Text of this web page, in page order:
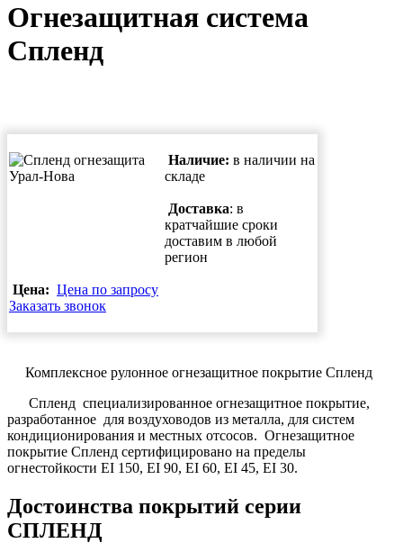
Огнезащитная система
Спленд
Наличие: в наличии на
складе
Доставка: в
кратчайшие сроки
доставим в любой
регион
Цена: Цена по запросу
Заказать звонок
Комплексное рулонное огнезащитное покрытие Спленд
Спленд специализированное огнезащитное покрытие,
разработанное для воздуховодов из металла, для систем
кондиционирования и местных отсосов. Огнезащитное
покрытие Спленд сертифицировано на пределы
огнестойкости EI 150, EI 90, EI 60, EI 45, EI 30.
Достоинства покрытий серии
СПЛЕНД